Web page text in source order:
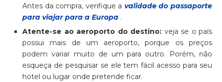
Antes da compra, verifique a validade do passaporte
para viajar para a Europa .
Atente-se ao aeroporto do destino: veja se o país
possui mais de um aeroporto, porque os preços
podem variar muito de um para outro. Porém, não
esqueça de pesquisar se ele tem fácil acesso para seu
hotel ou lugar onde pretende ficar.